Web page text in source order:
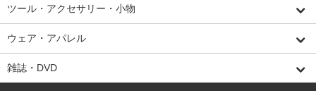
ツール・アクセサリー・小物
ウェア・アパレル
雑誌・DVD